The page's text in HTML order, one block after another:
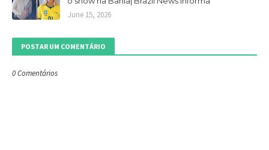
June 15, 2026
POSTAR UM COMENTÁRIO
0 Comentários